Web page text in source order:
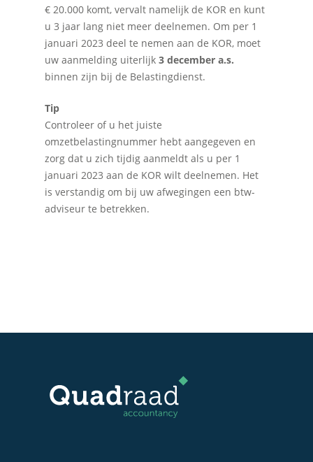
€ 20.000 komt, vervalt namelijk de KOR en kunt
u 3 jaar lang niet meer deelnemen. Om per 1
januari 2023 deel te nemen aan de KOR, moet
uw aanmelding uiterlijk 3 december a.s.
binnen zijn bij de Belastingdienst.
Tip
Controleer of u het juiste
omzetbelastingnummer hebt aangegeven en
zorg dat u zich tijdig aanmeldt als u per 1
januari 2023 aan de KOR wilt deelnemen. Het
is verstandig om bij uw afwegingen een btw-
adviseur te betrekken.